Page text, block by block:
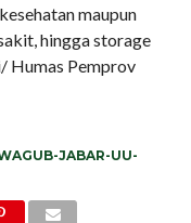
maupun
hingga storage
Humas Pemprov
JABAR-UU-